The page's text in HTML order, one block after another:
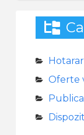
Oferte